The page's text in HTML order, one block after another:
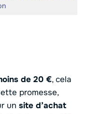
de 20 €, cela
promesse,
un site d’achat